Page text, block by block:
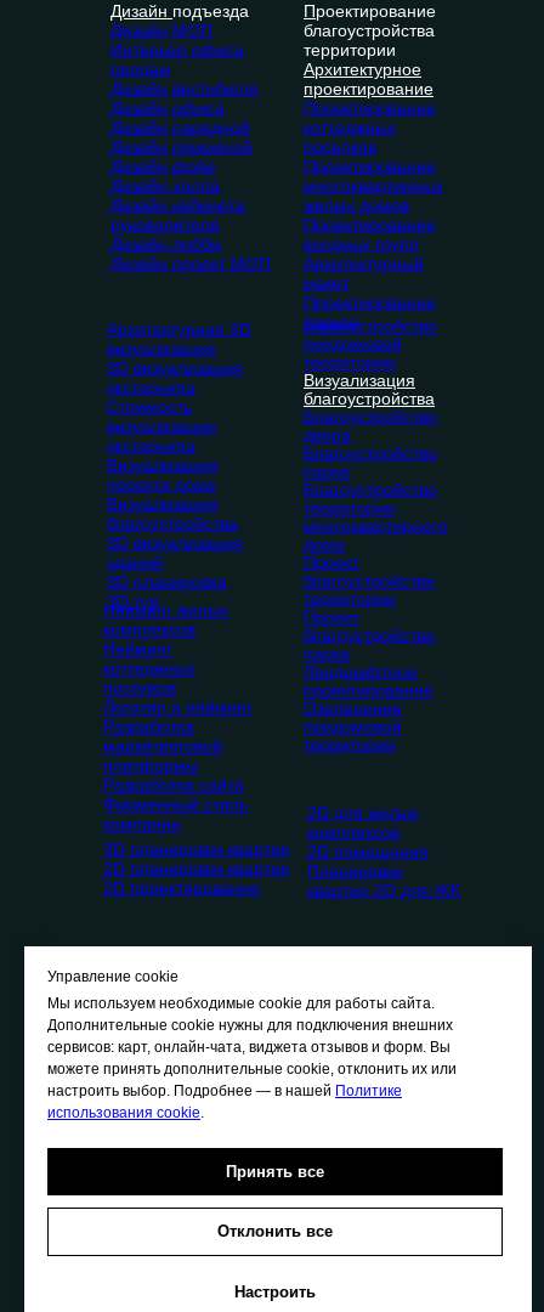
Благоустройство
придомовой
территории
Визуализация
благоустройства
Благоустройство
двора
Благоустройство
парка
Благоустройство
территории
многоквартирного
дома
Проект
благоустройства
территории
Проект
благоустройства
парка
Ландшафтное
проектирование
Озеленение
придомовой
территории
Дизайн подъезда
Дизайн МОП
Интерьер офиса
продаж
Дизайн вестибюля
Дизайн офиса
Дизайн парадной
Дизайн приемной
Дизайн фойе
Дизайн холла
Дизайн кабинета
руководителя
Дизайн лобби
Дизайн проект МОП
Проектирование
благоустройства
территории
Архитектурное
проектирование
Проектирование
коттеджных
поселков
Проектирование
многоквартирных
жилых домов
Проектирование
входных групп
Архитектурный
макет
Проектирование
парков
3D планировки квартир
2D планировки квартир
2D проектирование
2D для жилых
комплексов
2D помещения
Планировки
квартир 2D для ЖК
Архитектурная 3D
визуализация
3D визуализация
экстерьера
Стоимость
визуализации
экстерьера
Визуализация
проекта дома
Визуализация
благоустройства
3D визуализация
зданий
3D планировка
3D тур
Нейминг жилых
комплексов
Нейминг
коттеджных
поселков
Логотип и нейминг
Разработка
маркетинговой
платформы
Разработка сайта
Фирменный стиль
компании
Политика использования cookie
Политика обработки персональных данных
О нас
Портфолио
Управление cookie
Мы используем необходимые cookie для работы сайта.
Дополнительные cookie нужны для подключения внешних
сервисов: карт, онлайн-чата, виджета отзывов и форм. Вы
можете принять дополнительные cookie, отклонить их или
настроить выбор. Подробнее — в нашей Политике
использования cookie
Принять все
Отклонить все
Настроить